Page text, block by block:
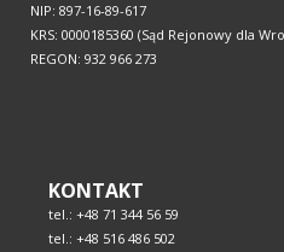
NIP: 897-16-89-617
KRS: 0000185360 (Sąd Rejonowy dla
REGON: 932 966 273
KONTAKT
tel.: +48 71 344 56 59
tel.: +48 516 486 502